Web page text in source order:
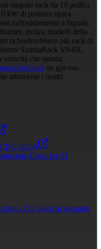
singolo rack da 19 pollici
kW di potenza tipica -
raffreddamento a liquido.
inclusi modelli della
richiederebbero più rack di
SambaRack SN40L
che questa
al secondo su gpt-oss-
attraverso i nostri
2024)
Crisis for AI
dietro 713 token al secondo